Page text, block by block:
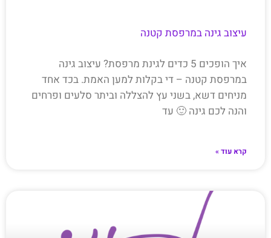
עיצוב גינה במרפסת קטנה
איך הופכים 5 כדים לגינת מרפסת? עיצוב גינה
במרפסת קטנה – די בקלות למען האמת. בכד אחד
מניחים דשא, בשני עץ להצללה וביתר סלעים ופרחים
והנה לכם גינה 🙂 עד
קרא עוד »